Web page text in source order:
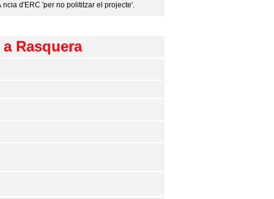
d'ERC 'per no polititzar el projecte'.
Rasquera